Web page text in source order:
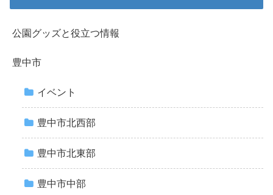
公園グッズと役立つ情報
豊中市
イベント
豊中市北西部
豊中市北東部
豊中市中部